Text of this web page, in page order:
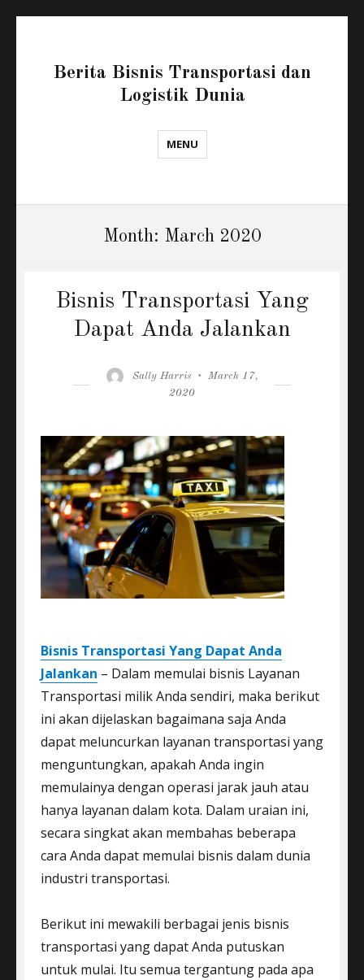
Berita Bisnis Transportasi dan
Logistik Dunia
MENU
Month: March 2020
Bisnis Transportasi Yang
Dapat Anda Jalankan
Author
Sally Harris
Posted
March 17,
2020
Bisnis Transportasi Yang Dapat Anda
Jalankan – Dalam memulai bisnis Layanan
Transportasi milik Anda sendiri, maka berikut
ini akan dijelaskan bagaimana saja Anda
dapat meluncurkan layanan transportasi yang
menguntungkan, apakah Anda ingin
memulainya dengan operasi jarak jauh atau
hanya layanan dalam kota. Dalam uraian ini,
secara singkat akan membahas beberapa
cara Anda dapat memulai bisnis dalam dunia
industri transportasi.
Berikut ini mewakili berbagai jenis bisnis
transportasi yang dapat Anda putuskan
untuk mulai. Itu semua tergantung pada apa